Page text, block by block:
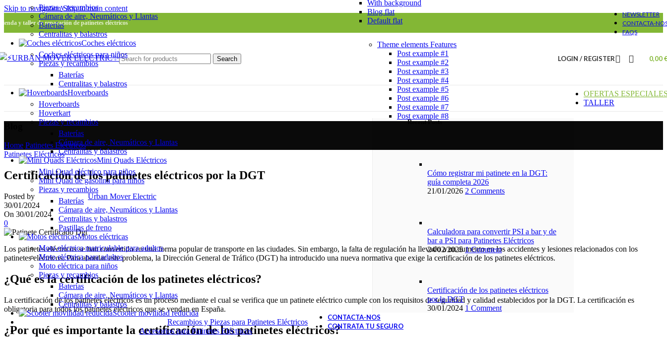
Skip to navigationSkip to main content
y taller de reparación de patinetes eléctricos
NEWSLETTER
CONTACTA-
FAQS
Search LOGIN / REGISTER 0,00
Piezas y recambios
Cámara de aire, Neumáticos y Llantas
Baterías
Centralitas y balastros
Coches eléctricos
Coches eléctricos para niños
Piezas y recambios
Baterías
Centralitas y balastros
Hoverboards
Hoverboards
Hoverkart
Piezas y recambios
Baterías
Cámara de aire, Neumáticos y Llantas
Centralitas y balastros
Mini Quads Eléctricos
Mini Quad eléctrico para niños
Mini Quad de gasolina para niños
Piezas y recambios
Baterías
Cámara de aire, Neumáticos y Llantas
Centralitas y balastros
Pastillas de freno
Motos eléctricas
Moto eléctrica matriculable para adultos
Moto eléctrica para adultos
Moto eléctrica para niños
Piezas y recambios
Baterías
Cámara de aire, Neumáticos y Llantas
Centralitas y balastros
Scooter movilidad reducida
Recambios y Piezas para Patinetes Eléctricos
Accesorios para Patinetes Eléctricos
With background
Blog flat
Default flat
Theme elements Features
Post example #1
Post example #2
Post example #3
Post example #4
Post example #5
Post example #6
Post example #7
Post example #8
Recent Posts
Cómo registrar mi patinete en la DGT:
guía completa 2026
21/01/2026 2 Comments
Calculadora para convertir PSI a bar y de
bar a PSI para Patinetes Eléctricos
24/02/2025 1 Comment
Certificación de los patinetes eléctricos
por la DGT
30/01/2024 1 Comment
CONTACTA-NOS
CONTRATA TU SEGURO
OFERTAS
TALLER
Home Patinetes Eléctricos
Patinetes Eléctricos
Certificación de los patinetes eléctricos por la DGT
Posted by
Urban Mover Electric
30/01/2024
On 30/01/2024
0
Los patinetes eléctricos se han convertido en una forma popular de transporte en las ciudades. Sin embargo, la falta de regulación ha llevado a un aumento en los accidentes y lesiones relacionados con los
patinetes eléctricos. Para abordar este problema, la Dirección General de Tráfico (DGT) ha introducido una nueva normativa que exige la certificación de los patinetes eléctricos.
¿Qué es la certificación de los patinetes eléctricos?
La certificación de los patinetes eléctricos es un proceso mediante el cual se verifica que un patinete eléctrico cumple con los requisitos de seguridad y calidad establecidos por la DGT. La certificación es
obligatoria para todos los patinetes eléctricos que se vendan en España.
¿Por qué es importante la certificación de los patinetes eléctricos?